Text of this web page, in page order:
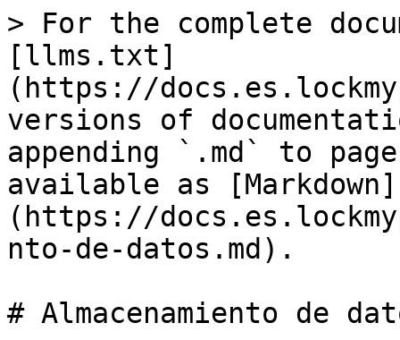
> For the complete
[llms.txt]
(https://
versions of
appending `.md` to
available as [Markdown]
(https://
nto-de-datos.md).
# Almacenamiento de